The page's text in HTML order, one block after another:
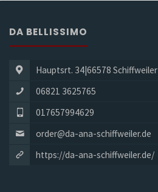
DA BELLISSIMO
Hauptsrt. 34|66578 Schiffweiler
06821 3625765
017657994629
order@da-ana-schiffweiler.de
https://da-ana-schiffweiler.de/